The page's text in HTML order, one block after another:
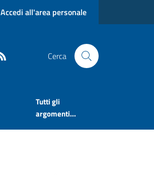
Accedi all'area personale
Cerca
Tutti gli
argomenti...